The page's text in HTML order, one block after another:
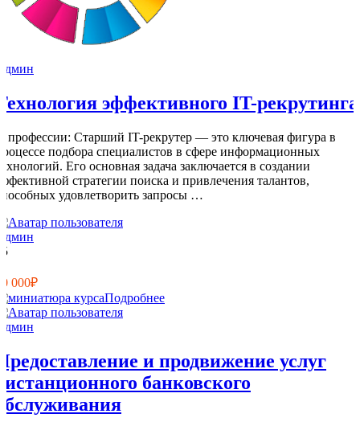
эффективного IT-рекрутинга
профессии: Старший IT-рекрутер — это ключевая фигура в
подбора специалистов в сфере информационных
Его основная задача заключается в создании
стратегии поиска и привлечения талантов,
удовлетворить запросы …
000₽
Подробнее
и продвижение услуг
банковского